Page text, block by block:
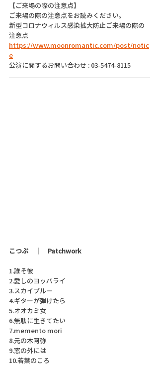
【ご来場の際の注意点】
ご来場の際の注意点をお読みください。
新型コロナウィルス感染拡大防止ご来場の際の
注意点
https://www.moonromantic.com/post/notic
e
公演に関するお問い合わせ : 03-5474-8115
こつぶ　｜　Patchwork
1.誰そ彼
2.愛しのヨッパライ
3.スカイブルー
4.ギターが弾けたら
5.オオカミ女
6.無駄に生きてたい
7.memento mori
8.元の木阿弥
9.窓の外には
10.若葉のころ